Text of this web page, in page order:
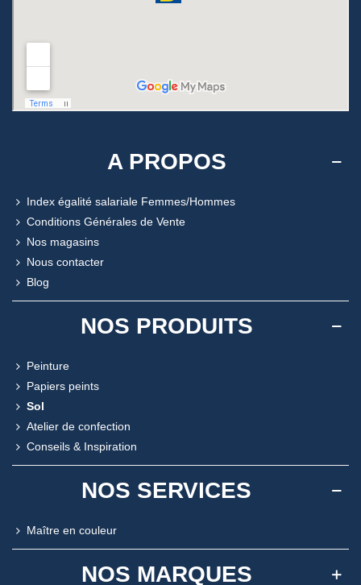
A PROPOS
Index égalité salariale Femmes/Hommes
Conditions Générales de Vente
Nos magasins
Nous contacter
Blog
NOS PRODUITS
Peinture
Papiers peints
Sol
Atelier de confection
Conseils & Inspiration
NOS SERVICES
Maître en couleur
NOS MARQUES